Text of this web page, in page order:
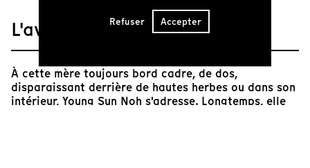
L'avis de Tënk
À cette mère toujours bord cadre, de dos,
disparaissant derrière de hautes herbes ou dans son
intérieur, Young Sun Noh s'adresse. Longtemps, elle
Refuser Accepter